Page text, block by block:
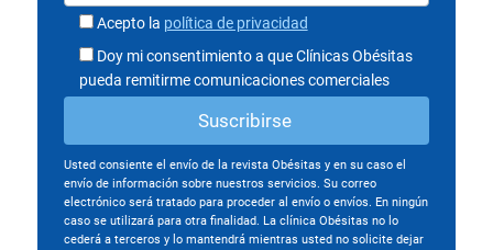
Acepto la política de privacidad
Doy mi consentimiento a que Clínicas Obésitas
pueda remitirme comunicaciones comerciales
Usted consiente el envío de la revista Obésitas y en su caso el
envío de información sobre nuestros servicios. Su correo
electrónico será tratado para proceder al envío o envíos. En ningún
caso se utilizará para otra finalidad. La clínica Obésitas no lo
cederá a terceros y lo mantendrá mientras usted no solicite dejar